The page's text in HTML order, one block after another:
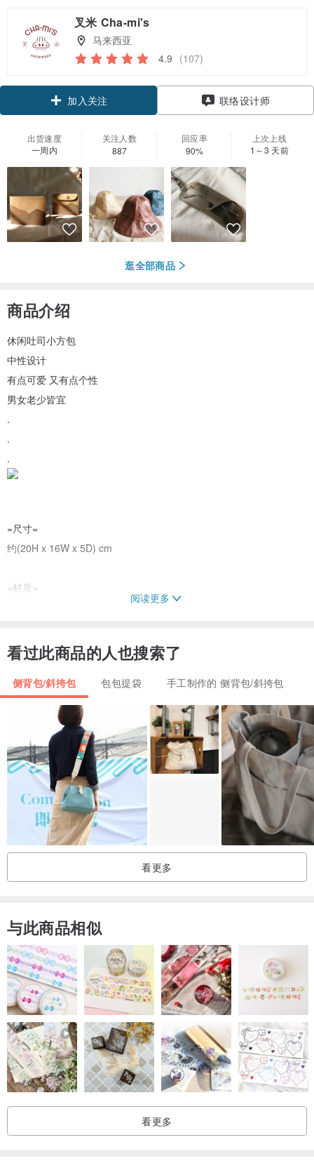
叉米 Cha-mi's
马来西亚
4.9 (107)
加入关注 联络设计师
出货速度
一周内
关注人数
887
回应率
90%
上次上线
1～3 天前
逛全部商品
商品介绍
休闲吐司小方包
中性设计
有点可爱 又有点个性
男女老少皆宜
.
.
.
=尺寸=
约(20H x 16W x 5D) cm
=材质=
**水洗牛皮纸、帆布、YKK古铜拉链
**水洗牛皮纸是一种可水洗、具有坚韧、硬挺、撕不破(除非有破口)、
耐磨的纸
所以不用担心包包碰到水会破哦
水洗牛皮纸的原材料为天然纤维浆，不含任何有害物质，可降解，再
循环使用一种新型的低碳环保材质 ；
也是一种可代替动物皮革的植物皮革
水洗牛皮纸制作的包包，外感不仅时尚独特，也很实用、轻便、有质
感，且环保；皱皱的牛皮纸更是纸包包的特色
=清洗方式=
建议局部清理，可用湿布或用刷子沾水针对脏污部分做局部擦拭，然
若很脏的话可用肥皂清理，记得不要泡在水里太长时间，尽量避免浸
切勿丢洗衣机清洗哦，以免包包变形或破损
阅读更多
看过此商品的人也搜索了
侧背包/斜挎包 包包提袋 手工制作的 侧背包/斜挎包
看更多
与此商品相似
看更多